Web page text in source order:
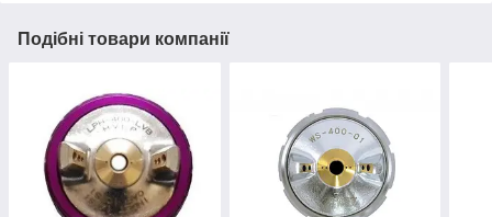
Подібні товари компанії